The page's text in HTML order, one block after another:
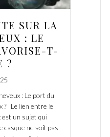
SUR LA
: LE
T-
?
: Le port du
? Le lien entre le
est un sujet qui
casque ne soit pas